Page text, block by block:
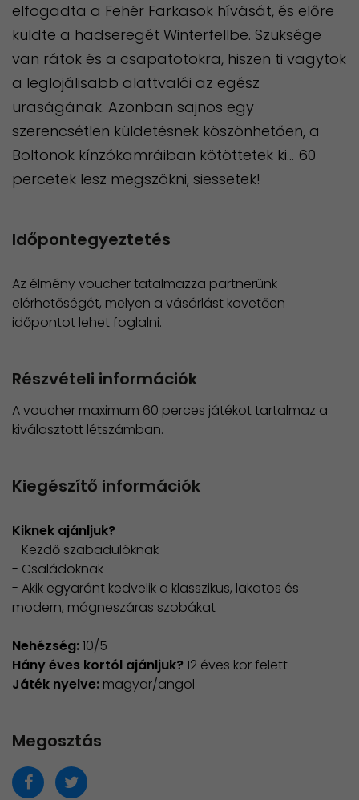
elfogadta a Fehér Farkasok hívását, és előre
küldte a hadseregét Winterfellbe. Szüksége
van rátok és a csapatotokra, hiszen ti vagytok
a leglojálisabb alattvalói az egész
uraságának. Azonban sajnos egy
szerencsétlen küldetésnek köszönhetően, a
Boltonok kínzókamráiban kötöttetek ki… 60
percetek lesz megszökni, siessetek!
Időpontegyeztetés
Az élmény voucher tatalmazza partnerünk
elérhetőségét, melyen a vásárlást követően
időpontot lehet foglalni.
Részvételi információk
A voucher maximum 60 perces játékot tartalmaz a
kiválasztott létszámban.
Kiegészítő információk
Kiknek ajánljuk?
- Kezdő szabadulóknak
- Családoknak
- Akik egyaránt kedvelik a klasszikus, lakatos és
modern, mágneszáras szobákat
Nehézség:10/5
Hány éves kortól ajánljuk? 12 éves kor felett
Játék nyelve: magyar/angol
Megosztás